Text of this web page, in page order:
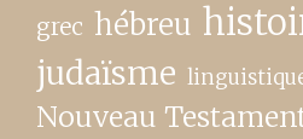
grec hébreu
judaïsme
Nouveau